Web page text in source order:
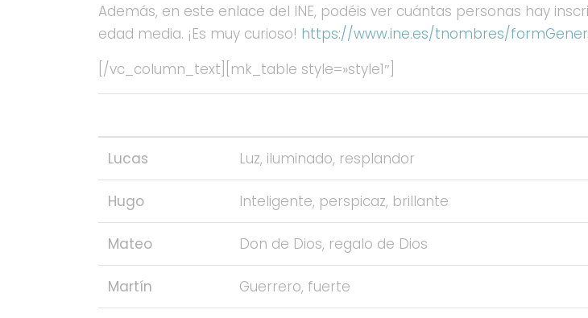
Además, en este enlace del INE, podéis ver cuántas personas hay
edad media. ¡Es muy curioso! https://www.ine.es/tnombres/
[/vc_column_text][mk_table style=»style1″]
Lucas Luz, iluminado, resplandor
Hugo Inteligente, perspicaz, brillante
Mateo Don de Dios, regalo de Dios
Martín Guerrero, fuerte